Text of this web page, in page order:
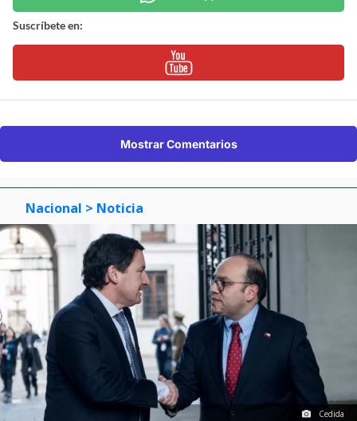
Suscríbete en:
Mostrar Comentarios
Nacional > Noticia
Cedida